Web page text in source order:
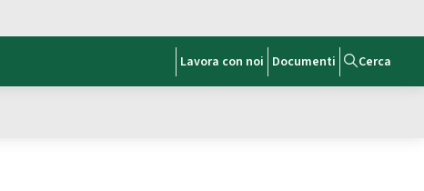
Lavora con noi Documenti Cerca